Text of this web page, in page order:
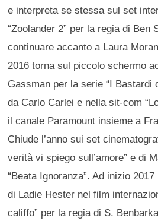
e interpreta se stessa sul set
“Zoolander 2” per la regia di Ben
continuare accanto a Laura
2016 torna sul piccolo schermo
Gassman per la serie “I Bastardi
da Carlo Carlei e nella sit-com
il canale Paramount insieme a
Chiude l’anno sui set
verità vi spiego sull’amore” e di
“Beata Ignoranza”. Ad inizio
di Ladie Hester nel film
califfo” per la regia di S.